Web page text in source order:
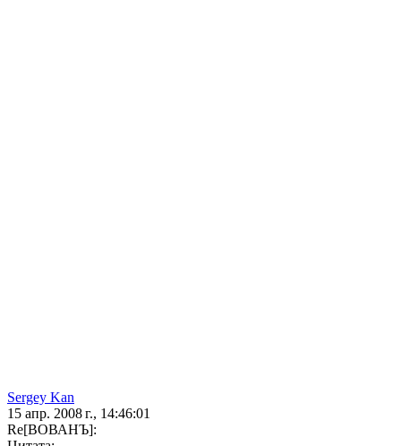
Sergey Kan
15 апр. 2008 г., 14:46:01
Re[ВОВАНЪ]: